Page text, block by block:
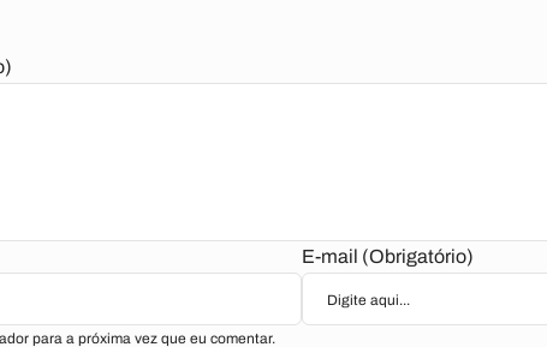
E-mail (Obrigatório)
para a próxima vez que eu comentar.